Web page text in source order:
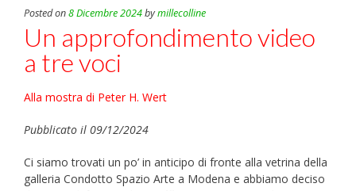
Posted on8 Dicembre 2024bymillecolline
Un approfondimento video
a tre voci
Alla mostra di Peter H. Wert
Pubblicato il 09/12/2024
Ci siamo trovati un po’ in anticipo di fronte alla vetrina della
galleria Condotto Spazio Arte a Modena e abbiamo deciso